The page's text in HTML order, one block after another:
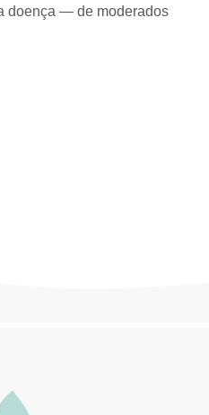
doença — de moderados